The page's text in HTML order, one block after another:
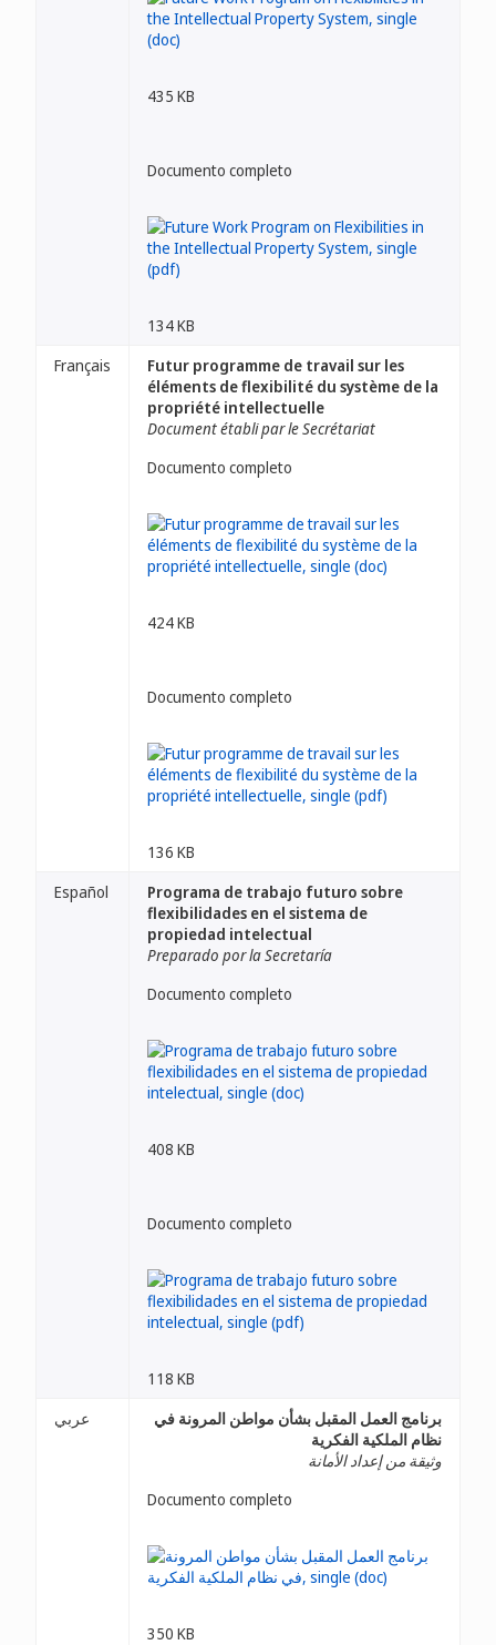
435 KB
Documento completo
134 KB
Français
Futur programme de travail sur les
éléments de flexibilité du système de la
propriété intellectuelle
Document établi par le Secrétariat
Documento completo
424 KB
Documento completo
136 KB
Español
Programa de trabajo futuro sobre
flexibilidades en el sistema de
propiedad intelectual
Preparado por la Secretaría
Documento completo
408 KB
Documento completo
118 KB
عربي
برنامج العمل المقبل بشأن مواطن المرونة في
نظام الملكية الفكرية
وثيقة من إعداد الأمانة
Documento completo
350 KB